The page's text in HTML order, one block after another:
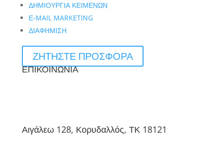
ΔΗΜΙΟΥΡΓΙΑ ΚΕΙΜΕΝΩΝ
Ε-MAIL MARKETING
ΔΙΑΦΗΜΙΣΗ
ΖΗΤΗΣΤΕ ΠΡΟΣΦΟΡΑ
ΕΠΙΚΟΙΝΩΝΙΑ
Αιγάλεω 128, Κορυδαλλός, ΤΚ 18121